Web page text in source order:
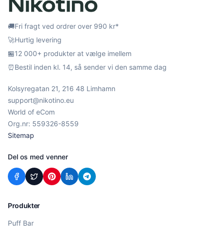
🚚Fri fragt ved ordrer over 990 kr*
🚀Hurtig levering
🏪12 000+ produkter at vælge imellem
⏰Bestil inden kl. 14, så sender vi den samme dag
Kolsyregatan 21, 216 48 Limhamn
support@nikotino.eu
World of eCom
Org.nr: 559326-8559
Sitemap
Del os med venner
Produkter
Puff Bar